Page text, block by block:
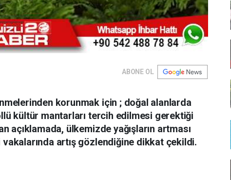
ABONE OL
korunmak için ; doğal alanlarda
kültür mantarları tercih edilmesi gerektiği
açıklamada, ülkemizde yağışların artması
artış gözlendiğine dikkat çekildi.